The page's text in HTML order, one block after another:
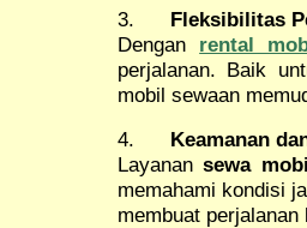
3. Fleksibilitas
Dengan rental
perjalanan. Baik
mobil sewaan
4. Keamanan
Layanansewa
memahami kondisi
membuat